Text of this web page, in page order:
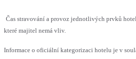
Čas stravování a provoz jednotlivých prvků
které majitel nemá vliv.
Informace o oficiální kategorizaci hotelu je v